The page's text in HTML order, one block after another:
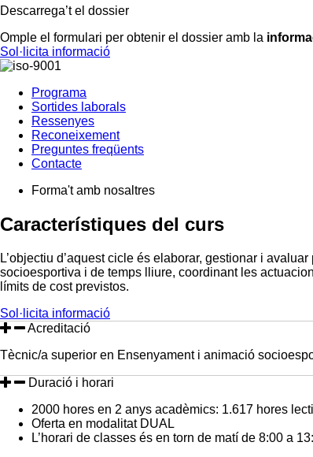
Descarrega’t el dossier
Omple el formulari per obtenir el dossier amb la
Sol·licita informació
Programa
Sortides laborals
Ressenyes
Reconeixement
Preguntes freqüents
Contacte
Forma't amb nosaltres
Característiques del curs
L’objectiu d’aquest cicle és elaborar, gestionar i
socioesportiva i de temps lliure, coordinant les
límits de cost previstos.
Sol·licita informació
Acreditació
Tècnic/a superior en Ensenyament i animació
Duració i horari
2000 hores en 2 anys acadèmics: 1.617 hores
Oferta en modalitat DUAL
L’horari de classes és en torn de matí de 8:00 a